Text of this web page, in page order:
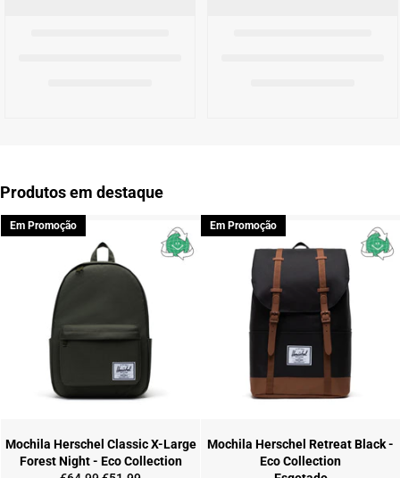
Produtos em destaque
Mochila Herschel Classic X-Large
Forest Night - Eco Collection
Em Promoção
Mochila Herschel Retreat Black -
Eco Collection
Em Promoção